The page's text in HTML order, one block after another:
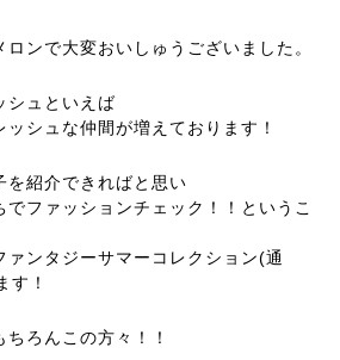
ンで大変おいしゅうございました。
シュといえば
シュな仲間が増えております！
を紹介できればと思い
でファッションチェック！！というこ
ァンタジーサマーコレクション(通
す！
ちろんこの方々！！